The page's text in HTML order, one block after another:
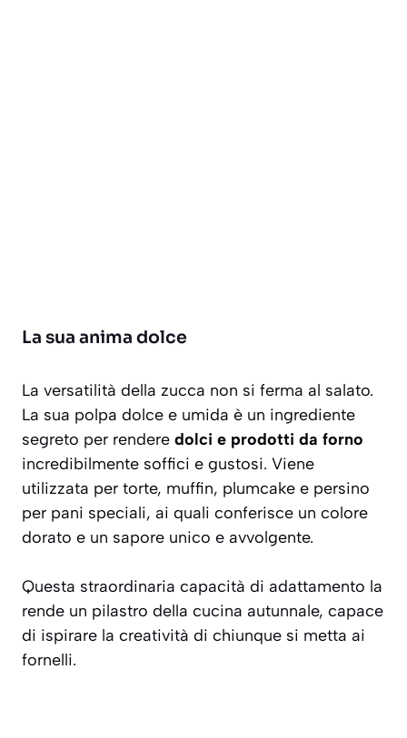
La sua anima dolce
La versatilità della zucca non si ferma al salato.
La sua polpa dolce e umida è un ingrediente
segreto per rendere dolci e prodotti da forno
incredibilmente soffici e gustosi. Viene
utilizzata per torte, muffin, plumcake e persino
per pani speciali, ai quali conferisce un colore
dorato e un sapore unico e avvolgente.
Questa straordinaria capacità di adattamento la
rende un pilastro della cucina autunnale, capace
di ispirare la creatività di chiunque si metta ai
fornelli.